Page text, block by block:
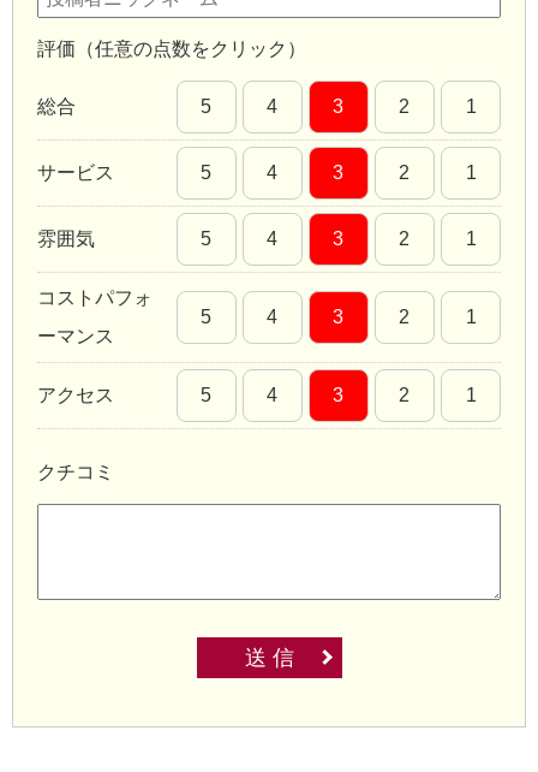
評価（任意の点数をクリック）
総合 5 4 3 2 1
サービス 5 4 3 2 1
雰囲気 5 4 3 2 1
コストパフォ
ーマンス
5 4 3 2 1
アクセス 5 4 3 2 1
クチコミ
送 信